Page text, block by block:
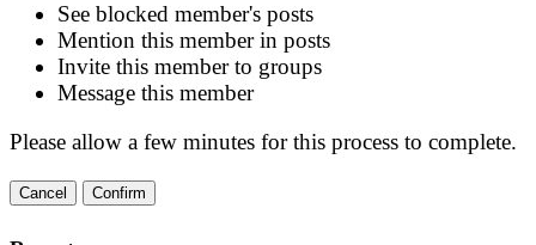
See blocked member's posts
Mention this member in posts
Invite this member to groups
Message this member
Please allow a few minutes for this process to complete.
Confirm